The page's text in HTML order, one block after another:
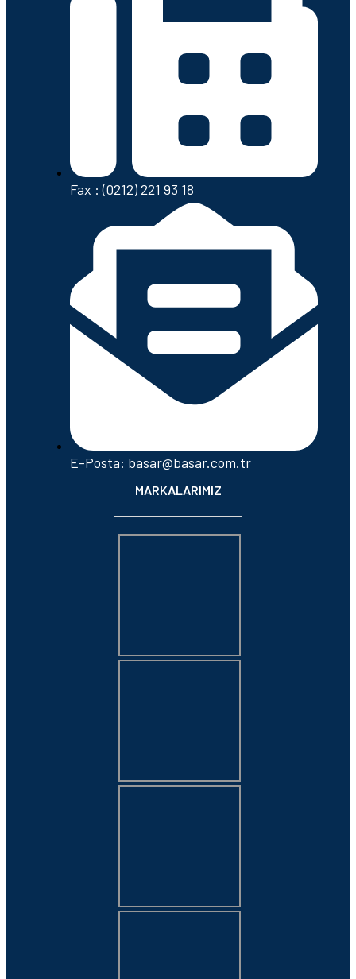
Fax : (0212) 221 93 18
E-Posta: basar@basar.com.tr
MARKALARIMIZ